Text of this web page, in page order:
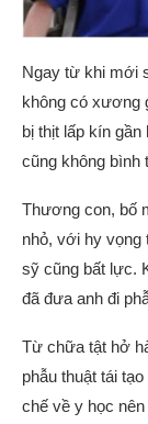
Ngay từ khi mới
không có xương
bị thịt lấp kín
cũng không bình
Thương con, bố
nhỏ, với hy vọng
sỹ cũng bất lực.
đã đưa anh đi
Từ chữa tật hở
phẫu thuật tái
chế về y học